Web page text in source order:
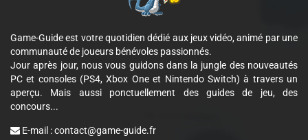
Game-Guide est votre quotidien dédié aux jeux vidéo, animé par une
communauté de joueurs bénévoles passionnés.
Jour après jour, nous vous guidons dans la jungle des nouveautés
PC et consoles (PS4, Xbox One et Nintendo Switch) à travers un
aperçu. Mais aussi ponctuellement des guides de jeu, des
concours...
E-mail :contact@game-guide.fr